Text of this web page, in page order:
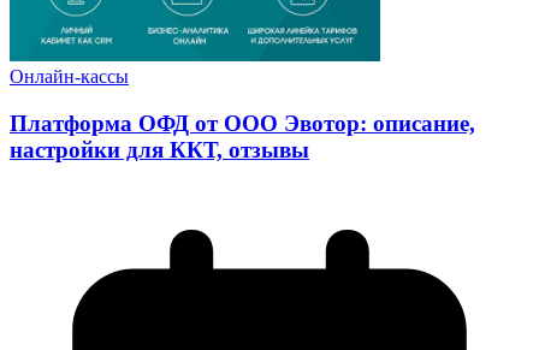
Онлайн-кассы
Платформа ОФД от ООО Эвотор: описание,
настройки для ККТ, отзывы